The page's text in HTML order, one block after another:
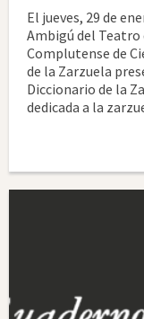
El jueves, 29 de
Ambigú del
Complutense de
de la Zarzuela
Diccionario de la
dedicada a la